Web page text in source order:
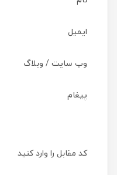
ایمیل
وب سایت / وبلاگ
پیغام
کد مقابل را وارد کنید